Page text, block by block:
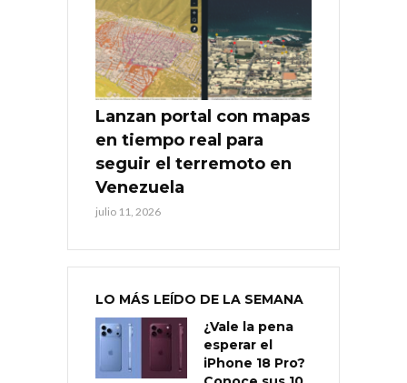
Lanzan portal con mapas
en tiempo real para
seguir el terremoto en
Venezuela
julio 11, 2026
LO MÁS LEÍDO DE LA SEMANA
¿Vale la pena
esperar el
iPhone 18 Pro?